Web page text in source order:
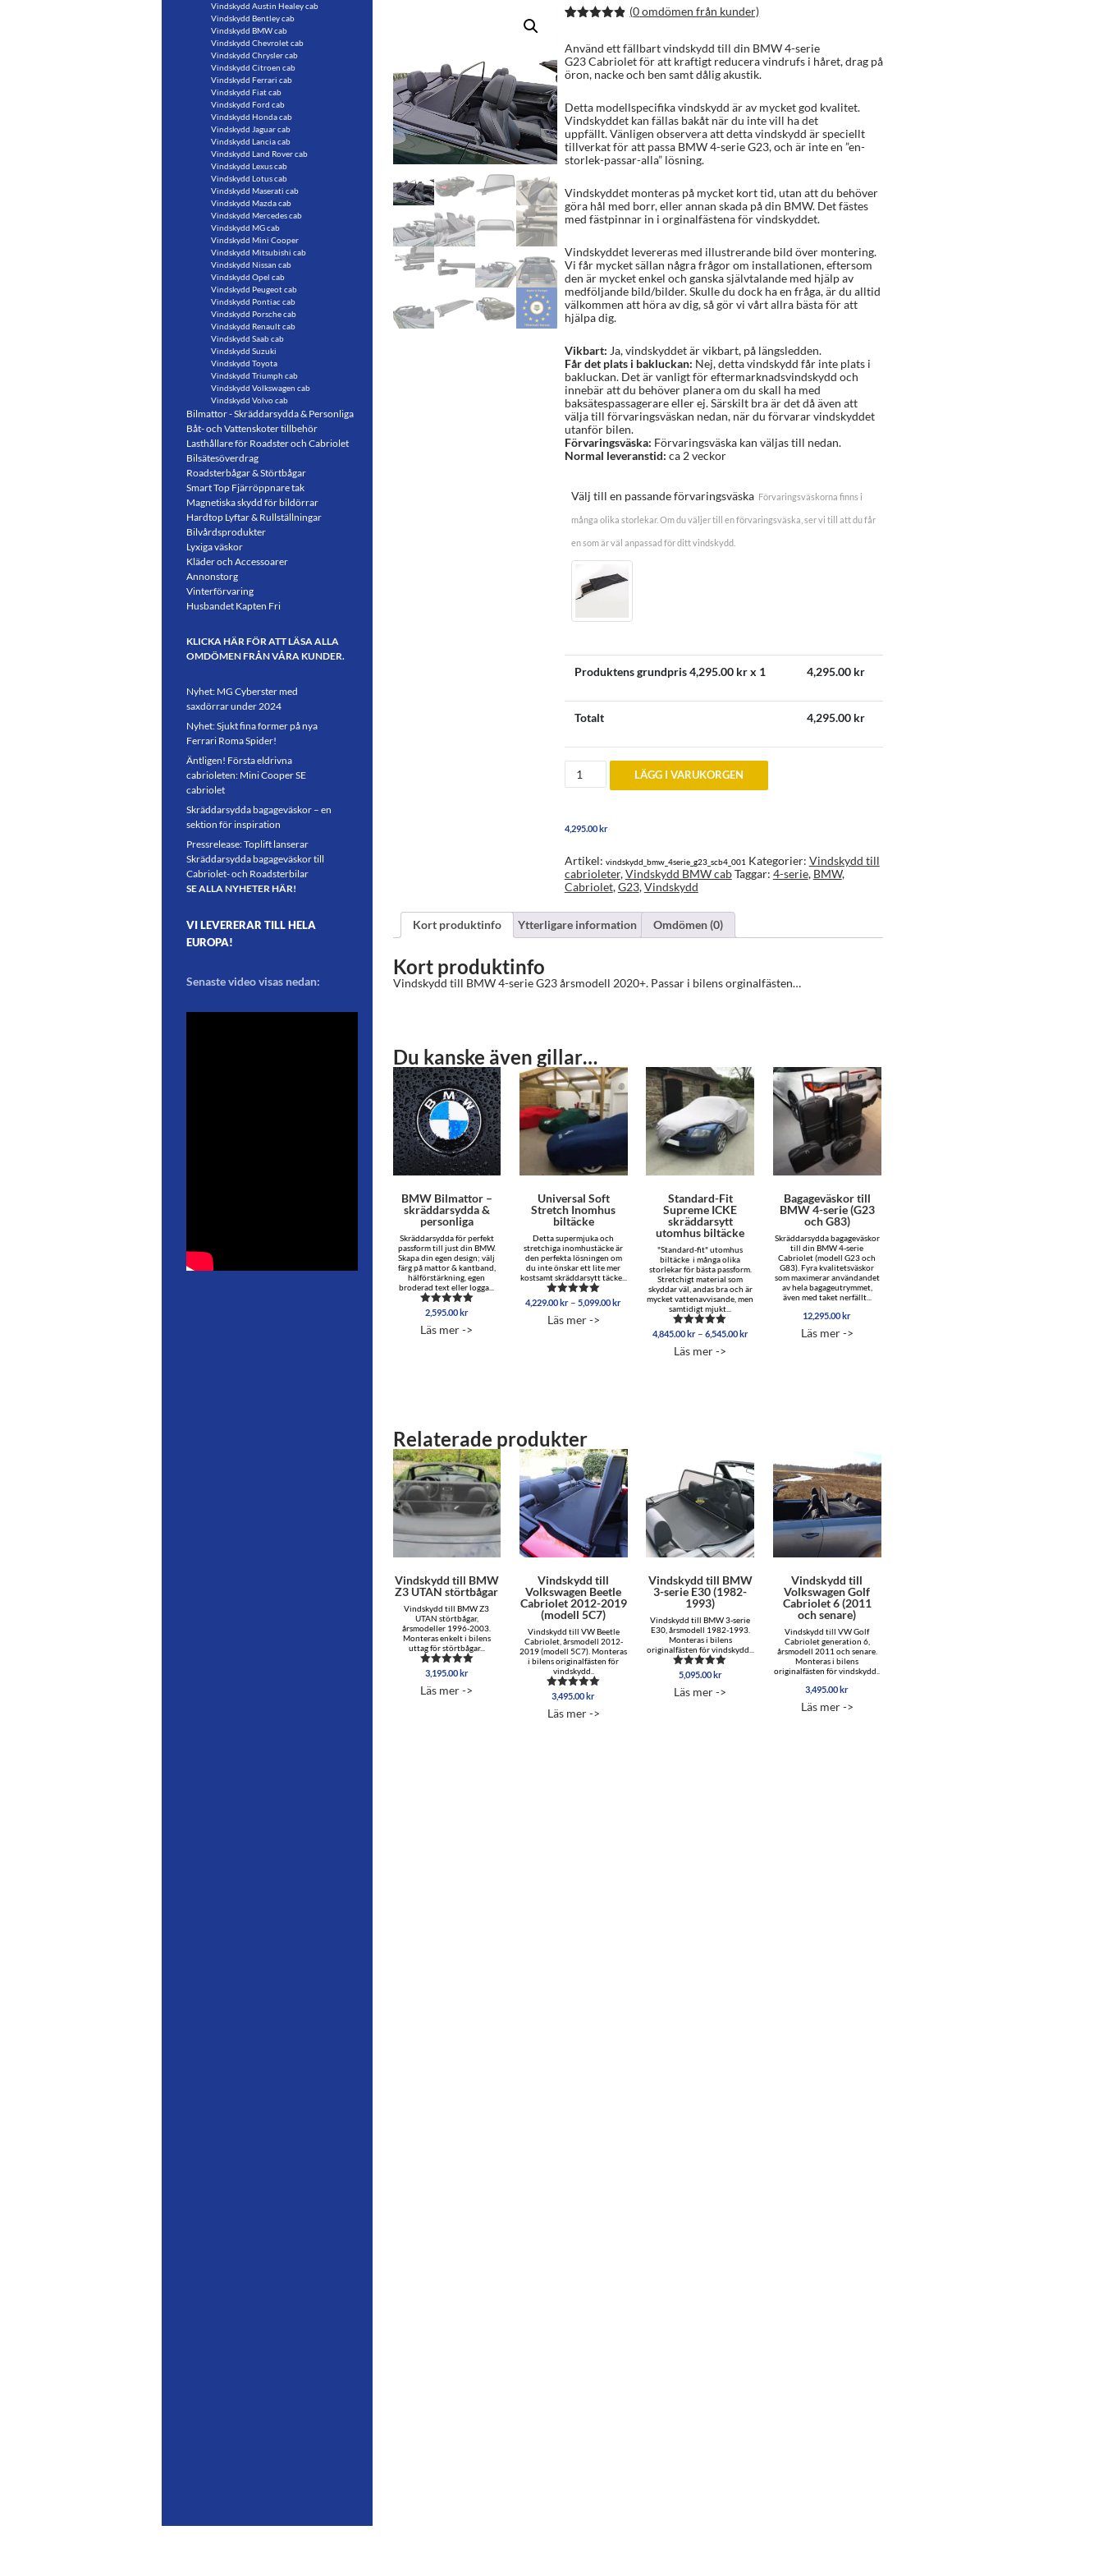
baserat på
kundrecens
ioner
(0omdömen från kunder)
Använd ett fällbart vindskydd till din BMW 4-serie
G23 Cabriolet för att kraftigt reducera vindrufs i håret, drag på
öron, nacke och ben samt dålig akustik.
Detta modellspecifika vindskydd är av mycket god kvalitet.
Vindskyddet kan fällas bakåt när du inte vill ha det
uppfällt. Vänligen observera att detta vindskydd är speciellt
tillverkat för att passa BMW 4-serie G23, och är inte en ”en-
storlek-passar-alla” lösning.
Vindskyddet monteras på mycket kort tid, utan att du behöver
göra hål med borr, eller annan skada på din BMW. Det fästes
med fästpinnar in i orginalfästena för vindskyddet.
Vindskyddet levereras med illustrerande bild över montering.
Vi får mycket sällan några frågor om installationen, eftersom
den är mycket enkel och ganska självtalande med hjälp av
medföljande bild/bilder. Skulle du dock ha en fråga, är du alltid
välkommen att höra av dig, så gör vi vårt allra bästa för att
hjälpa dig.
Vikbart: Ja, vindskyddet är vikbart, på längsledden.
Får det plats i bakluckan: Nej, detta vindskydd får inte plats i
bakluckan. Det är vanligt för eftermarknadsvindskydd och
innebär att du behöver planera om du skall ha med
baksätespassagerare eller ej. Särskilt bra är det då även att
välja till förvaringsväskan nedan, när du förvarar vindskyddet
utanför bilen.
Förvaringsväska: Förvaringsväska kan väljas till nedan.
Normal leveranstid: ca 2 veckor
Välj till en passande förvaringsväska Förvaringsväskorna finns i
många olika storlekar. Om du väljer till en förvaringsväska, ser vi till att du får
en som är väl anpassad för ditt vindskydd.
Produktens grundpris4,295.00kr x 1 4,295.00kr
Totalt 4,295.00kr
Vindskydd
BMW
G23
2020
och
senare
mängd
LÄGG I VARUKORGEN
4,295.00kr
Artikel: vindskydd_bmw_4serie_g23_scb4_001 Kategorier: Vindskydd till
cabrioleter,Vindskydd BMW cabTaggar: 4-serie, BMW,
Cabriolet,G23,Vindskydd
Kort produktinfo Ytterligare information Omdömen (0)
Kort produktinfo
Vindskydd till BMW 4-serie G23 årsmodell 2020+. Passar i bilens orginalfästen…
Du kanske även gillar…
BMW Bilmattor –
skräddarsydda &
personliga
Skräddarsydda för perfekt
passform till just din BMW.
Skapa din egen design; välj
färg på mattor & kantband,
hälförstärkning, egen
broderad text eller logga...
Betygsatt
av 5
2,595.00kr
Läs mer ->
Universal Soft
Stretch Inomhus
biltäcke
Detta supermjuka och
stretchiga inomhustäcke är
den perfekta lösningen om
du inte önskar ett lite mer
kostsamt skräddarsytt täcke...
Betygsatt
av 5
4,229.00kr – 5,099.00krPrisintervall:
4,229.00 kr
5,099.00 kr
Läs mer ->
Standard-Fit
Supreme ICKE
skräddarsytt
utomhus biltäcke
"Standard-fit" utomhus
biltäcke i många olika
storlekar för bästa passform.
Stretchigt material som
skyddar väl, andas bra och är
mycket vattenavvisande, men
samtidigt mjukt...
Betygsatt
av 5
4,845.00kr – 6,545.00krPrisintervall:
Läs mer ->
Bagageväskor till
BMW 4-serie (G23
och G83)
Skräddarsydda bagageväskor
till din BMW 4-serie
Cabriolet (modell G23 och
G83). Fyra kvalitetsväskor
som maximerar användandet
av hela bagageutrymmet,
även med taket nerfällt...
12,295.00kr
Läs mer ->
Relaterade produkter
Vindskydd till BMW
Z3 UTAN störtbågar
Vindskydd till BMW Z3
UTAN störtbågar,
årsmodeller 1996-2003.
Monteras enkelt i bilens
uttag för störtbågar...
Betygsatt
av 5
3,195.00 kr
Läs mer ->
Vindskydd till
Volkswagen Beetle
Cabriolet 2012-2019
(modell 5C7)
Vindskydd till VW Beetle
Cabriolet, årsmodell 2012-
2019 (modell 5C7). Monteras
i bilens originalfästen för
vindskydd..
Betygsatt
av 5
3,495.00 kr
Läs mer ->
Vindskydd till BMW
3-serie E30 (1982-
1993)
Vindskydd till BMW 3-serie
E30, årsmodell 1982-1993.
Monteras i bilens
originalfästen för vindskydd...
Betygsatt
av 5
5,095.00 kr
Läs mer ->
Vindskydd till
Volkswagen Golf
Cabriolet 6 (2011
och senare)
Vindskydd till VW Golf
Cabriolet generation 6,
årsmodell 2011 och senare.
Monteras i bilens
originalfästen för vindskydd..
3,495.00 kr
Läs mer ->
Vindskydd Austin Healey cab
Vindskydd Bentley cab
Vindskydd BMW cab
Vindskydd Chevrolet cab
Vindskydd Chrysler cab
Vindskydd Citroen cab
Vindskydd Ferrari cab
Vindskydd Fiat cab
Vindskydd Ford cab
Vindskydd Honda cab
Vindskydd Jaguar cab
Vindskydd Lancia cab
Vindskydd Land Rover cab
Vindskydd Lexus cab
Vindskydd Lotus cab
Vindskydd Maserati cab
Vindskydd Mazda cab
Vindskydd Mercedes cab
Vindskydd MG cab
Vindskydd Mini Cooper
Vindskydd Mitsubishi cab
Vindskydd Nissan cab
Vindskydd Opel cab
Vindskydd Peugeot cab
Vindskydd Pontiac cab
Vindskydd Porsche cab
Vindskydd Renault cab
Vindskydd Saab cab
Vindskydd Suzuki
Vindskydd Toyota
Vindskydd Triumph cab
Vindskydd Volkswagen cab
Vindskydd Volvo cab
Bilmattor - Skräddarsydda & Personliga
Båt- och Vattenskoter tillbehör
Lasthållare för Roadster och Cabriolet
Bilsätesöverdrag
Roadsterbågar & Störtbågar
Smart Top Fjärröppnare tak
Magnetiska skydd för bildörrar
Hardtop Lyftar & Rullställningar
Bilvårdsprodukter
Lyxiga väskor
Kläder och Accessoarer
Annonstorg
Vinterförvaring
Husbandet Kapten Fri
KLICKA HÄR FÖR ATT LÄSA ALLA
OMDÖMEN FRÅN VÅRA KUNDER.
Nyhet: MG Cyberster med
saxdörrar under 2024
Nyhet: Sjukt fina former på nya
Ferrari Roma Spider!
Äntligen! Första eldrivna
cabrioleten: Mini Cooper SE
cabriolet
Skräddarsydda bagageväskor – en
sektion för inspiration
Pressrelease: Toplift lanserar
Skräddarsydda bagageväskor till
Cabriolet- och Roadsterbilar
SE ALLA NYHETER HÄR!
VI LEVERERAR TILL HELA
EUROPA!
Senaste video visas nedan: